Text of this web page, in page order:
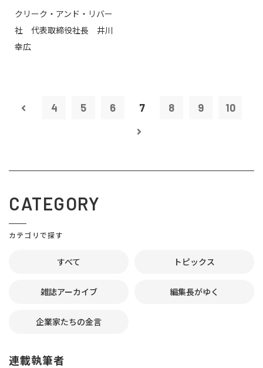
クリーク・アンド・リバー
社 代表取締役社長 井川
幸広
4 5 6 7 8 9 10
CATEGORY
カテゴリで探す
すべて トピックス
雑誌アーカイブ 編集長がゆく
企業家たちの金言
連載執筆者